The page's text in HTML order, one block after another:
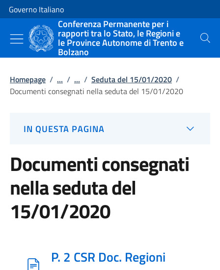
Vai al contenuto
Vai alla navigazione del sito
Governo Italiano
Conferenza Permanente per i
rapporti tra lo Stato, le Regioni e
le Province Autonome di Trento e
Bolzano
Cerca
Homepage / ... / ... / Seduta del 15/01/2020 /
Documenti consegnati nella seduta del 15/01/2020
IN QUESTA PAGINA
Documenti consegnati
nella seduta del
15/01/2020
P. 2 CSR Doc. Regioni